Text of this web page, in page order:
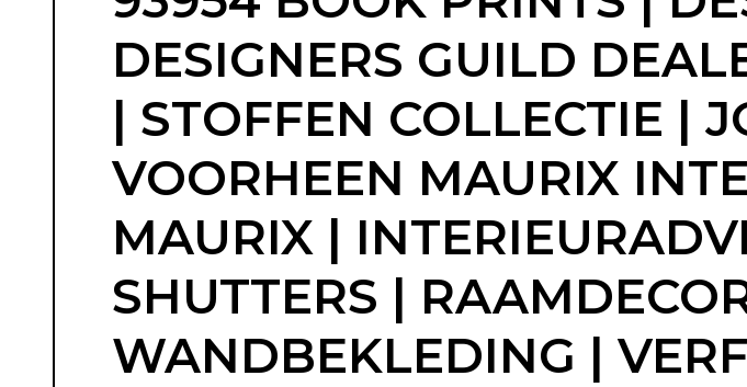
DESIGNERS GUILD
| STOFFEN COLLECTIE |
VOORHEEN MAURIX
MAURIX |
SHUTTERS |
WANDBEKLEDING |